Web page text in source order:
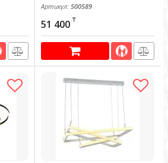
Артикул: 500589
51 400 ₸